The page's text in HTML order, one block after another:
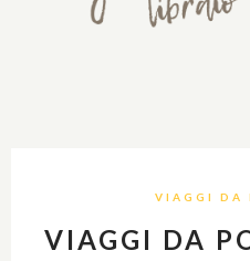
VIAGGI DA
VIAGGI DA